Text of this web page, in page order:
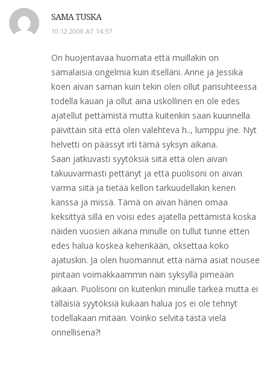
SAMA TUSKA
10.12.2008 AT 14:57
On huojentavaa huomata että muillakin on
samalaisia ongelmia kuin itselläni. Anne ja Jessika
koen aivan saman kuin tekin olen ollut parisuhteessa
todella kauan ja ollut aina uskollinen en ole edes
ajatellut pettämistä mutta kuitenkin saan kuunnella
päivittäin sitä että olen valehteva h.., lumppu jne. Nyt
helvetti on päässyt irti tämä syksyn aikana.
Saan jatkuvasti syytöksiä siitä että olen aivan
takuuvarmasti pettänyt ja että puolisoni on aivan
varma siitä ja tietää kellon tarkuudellakin kenen
kanssa ja missä. Tämä on aivan hänen omaa
keksittyä sillä en voisi edes ajatella pettämistä koska
näiden vuosien aikana minulle on tullut tunne etten
edes halua koskea kehenkään, oksettaa koko
ajatuskin. Ja olen huomannut että nämä asiat nousee
pintaan voimakkaammin näin syksyllä pimeään
aikaan. Puolisoni on kuitenkin minulle tärkeä mutta ei
tälläisiä syytöksiä kukaan halua jos ei ole tehnyt
todellakaan mitään. Voinko selvitä tästä vielä
onnellisena?!